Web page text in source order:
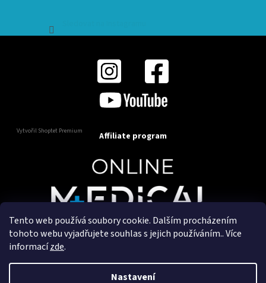
Tento web používá soubory cookie. Dalším procházením
tohoto webu vyjadřujete souhlas s jejich používáním.. Více
informacízde.
Nastavení
Vytvořil Shoptet Premium Affiliate program
Copyright 2025OnlineMedical.cz. Všechna práva
vyhrazena.
Vytvořil a marketingově zajišťuje